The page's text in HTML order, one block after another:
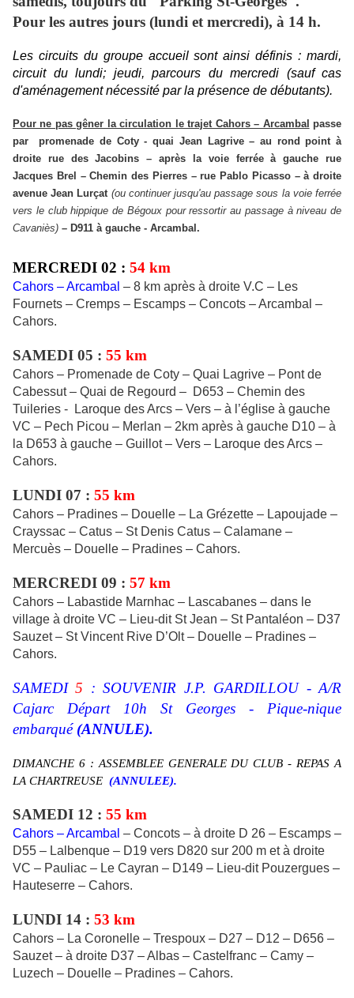
Pour les autres jours (lundi et mercredi), à 14 h.
Les circuits du groupe accueil sont ainsi définis : mardi,
circuit du lundi; jeudi, parcours du mercredi (sauf cas
d'aménagement nécessité par la présence de débutants).
Pour ne pas gêner la circulation le trajet Cahors – Arcambal passe
par promenade de Coty - quai Jean Lagrive – au rond point à
droite rue des Jacobins – après la voie ferrée à gauche rue
Jacques Brel – Chemin des Pierres – rue Pablo Picasso – à droite
avenue Jean Lurçat (ou continuer jusqu'au passage sous la voie ferrée
vers le club hippique de Bégoux pour ressortir au passage à niveau de
Cavaniès) – D911 à gauche - Arcambal .
MERCREDI 02 : 54 km
Cahors – Arcambal – 8 km après à droite V.C – Les
Fournets – Cremps – Escamps – Concots – Arcambal –
Cahors.
SAMEDI 05 : 55 km
Cahors – Promenade de Coty – Quai Lagrive – Pont de
Cabessut – Quai de Regourd – D653 – Chemin des
Tuileries - Laroque des Arcs – Vers – à l’église à gauche
VC – Pech Picou – Merlan – 2km après à gauche D10 – à
la D653 à gauche – Guillot – Vers – Laroque des Arcs –
Cahors.
LUNDI 07 : 55 km
Cahors – Pradines – Douelle – La Grézette – Lapoujade –
Crayssac – Catus – St Denis Catus – Calamane –
Mercuès – Douelle – Pradines – Cahors.
MERCREDI 09 : 57 km
Cahors – Labastide Marnhac – Lascabanes – dans le
village à droite VC – Lieu-dit St Jean – St Pantaléon – D37
Sauzet – St Vincent Rive D’Olt – Douelle – Pradines –
Cahors.
SAMEDI5 : SOUVENIR J.P. GARDILLOU - A/R
Cajarc Départ 10h St Georges - Pique-nique
embarqué (ANNULE).
DIMANCHE 6 : ASSEMBLEE GENERALE DU CLUB - REPAS A
LA CHARTREUSE (ANNULEE).
SAMEDI 12 : 55 km
Cahors – Arcambal – Concots – à droite D 26 – Escamps –
D55 – Lalbenque – D19 vers D820 sur 200 m et à droite
VC – Pauliac – Le Cayran – D149 – Lieu-dit Pouzergues –
Hauteserre – Cahors.
LUNDI 14 : 53 km
Cahors – La Coronelle – Trespoux – D27 – D12 – D656 –
Sauzet – à droite D37 – Albas – Castelfranc – Camy –
Luzech – Douelle – Pradines – Cahors.